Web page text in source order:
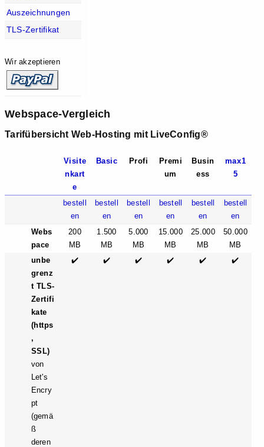
Auszeichnungen
TLS-Zertifikat
Wir akzeptieren
Webspace-Vergleich
Tarifübersicht Web-Hosting mit LiveConfig®
Visite
nkart
e
Basic Profi
Premi
um
Busin
ess
max1
5
bestell
en
bestell
en
bestell
en
bestell
en
bestell
en
bestell
en
Webs
pace
200
MB
1.500
MB
5.000
MB
15.000
MB
25.000
MB
50.000
MB
unbe
grenz
t TLS-
Zertifi
kate
(https
,
SSL)
von
Let's
Encry
pt
(gemä
ß
deren
✔️ ✔️ ✔️ ✔️ ✔️ ✔️